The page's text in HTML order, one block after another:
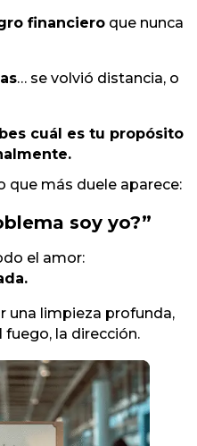
financiero que nunca
… se volvió distancia, o
cuál es tu propósito
que más duele aparece:
soy yo?”
el amor:
una limpieza profunda,
fuego, la dirección.